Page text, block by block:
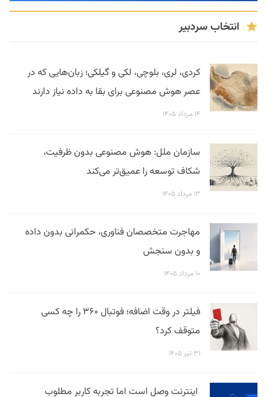
انتخاب سردبیر
کردی، لری، بلوچی، لکی و گیلکی؛ زبان‌هایی که در
عصر هوش مصنوعی برای بقا به داده نیاز دارند
۱۴ مرداد ۱۴۰۵
سازمان ملل: هوش مصنوعی بدون ظرفیت،
شکاف توسعه را عمیق‌تر می‌کند
۱۳ مرداد ۱۴۰۵
مهاجرت متخصصان فناوری، حکمرانی بدون داده
و بدون سنجش
۱۰ مرداد ۱۴۰۵
فیلتر در وقت اضافه؛ فوتبال ۳۶۰ را چه کسی
متوقف کرد؟
۳۱ تیر ۱۴۰۵
اینترنت وصل است اما تجربه کاربر مطلوب